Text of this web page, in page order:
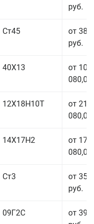
руб.
Ст45
от 38
руб.
40Х13
от 103
080,00
12Х18Н10Т
от 210
080,00
14Х17Н2
от 175
080,00
Ст3
от 35
руб.
09Г2С
от 39